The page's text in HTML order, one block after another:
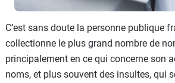
C’est sans doute la personne publique
collectionne le plus grand nombre de
principalement en ce qui concerne son
noms, et plus souvent des insultes, qui